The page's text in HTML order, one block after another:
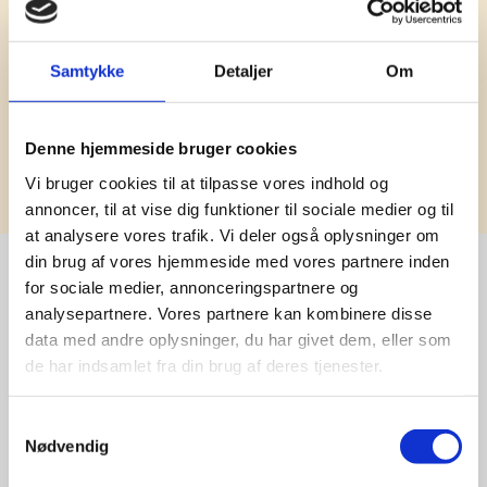
Samtykke Detaljer Om
Denne hjemmeside bruger cookies
Vi bruger cookies til at tilpasse vores indhold og
annoncer, til at vise dig funktioner til sociale medier og til
at analysere vores trafik. Vi deler også oplysninger om
din brug af vores hjemmeside med vores partnere inden
for sociale medier, annonceringspartnere og
analysepartnere. Vores partnere kan kombinere disse
data med andre oplysninger, du har givet dem, eller som
de har indsamlet fra din brug af deres tjenester.
Nødvendig
Tilmeld
Stærke
leverandører